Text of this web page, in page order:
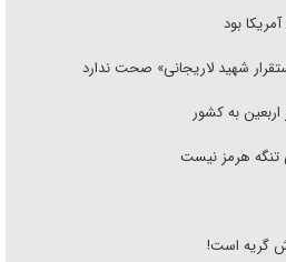
بود
شهید لاریجانی» صحت ندارد
تنگه هرمز نیست
گریه است!